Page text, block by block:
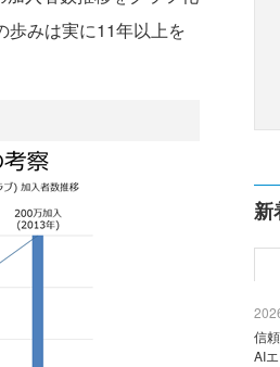
歩みは実に11年以上を
新
信
AI